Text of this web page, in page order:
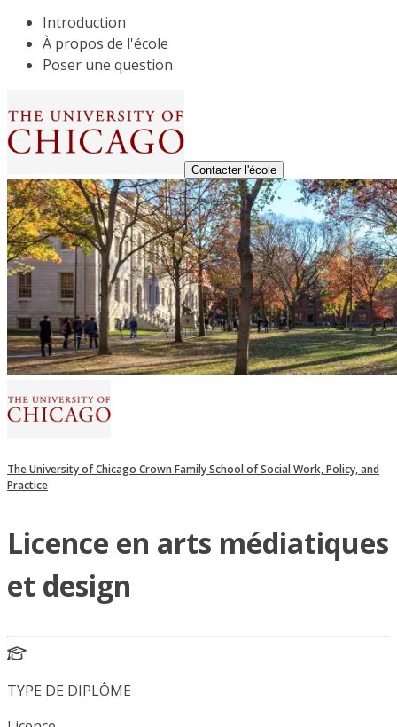
Introduction
À propos de l'école
Poser une question
Contacter l'école
The University of Chicago Crown Family School of Social Work, Policy, and
Practice
Licence en arts médiatiques
et design
TYPE DE DIPLÔME